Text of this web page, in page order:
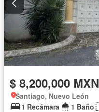
$ 8,200,000 MXN
Santiago, Nuevo León
1 Recámara
1 Baño